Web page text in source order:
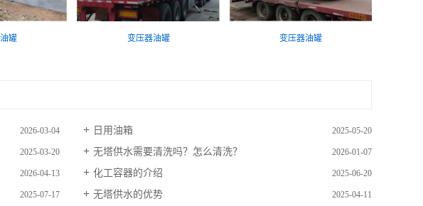
罐 变压器油罐 变压器油罐
2026-03-04 日用油箱 2025-05-20
2025-03-20 无塔供水需要清洗吗？怎么清洗？ 2026-01-07
2026-04-13 化工容器的介绍​ 2025-06-20
2025-07-17 无塔供水的优势 2025-04-11